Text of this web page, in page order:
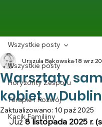
Wszystkie posty
Horyzonty Zespołu
Terapie I Rozwój
Kącik Familijny
Wszystkie posty
Warsztaty
kobiet w
Urszula Bąkowska 18 wrz
Zaktualizowano: 10 paź 2025
Już 8 listopada 2025 r.